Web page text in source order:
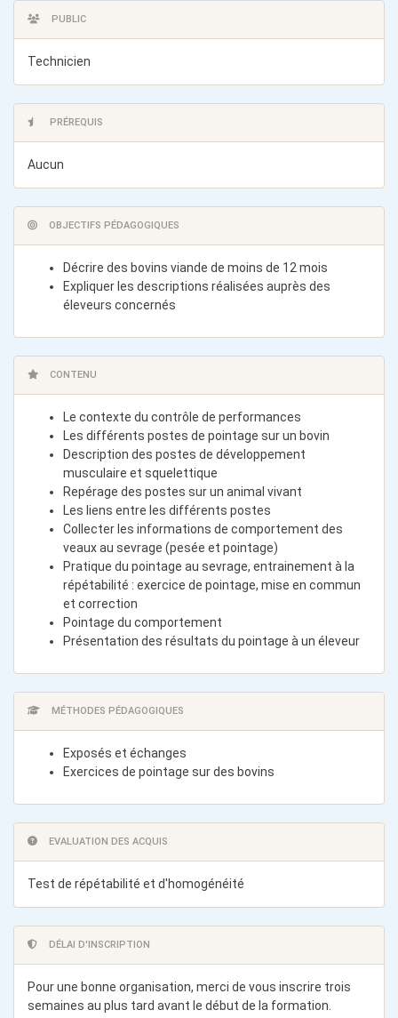
PUBLIC
Technicien
PRÉREQUIS
Aucun
OBJECTIFS PÉDAGOGIQUES
Décrire des bovins viande de moins de 12 mois
Expliquer les descriptions réalisées auprès des
éleveurs concernés
CONTENU
Le contexte du contrôle de performances
Les différents postes de pointage sur un bovin
Description des postes de développement
musculaire et squelettique
Repérage des postes sur un animal vivant
Les liens entre les différents postes
Collecter les informations de comportement des
veaux au sevrage (pesée et pointage)
Pratique du pointage au sevrage, entrainement à la
répétabilité : exercice de pointage, mise en commun
et correction
Pointage du comportement
Présentation des résultats du pointage à un éleveur
MÉTHODES PÉDAGOGIQUES
Exposés et échanges
Exercices de pointage sur des bovins
EVALUATION DES ACQUIS
Test de répétabilité et d'homogénéité
DÉLAI D'INSCRIPTION
Pour une bonne organisation, merci de vous inscrire trois
semaines au plus tard avant le début de la formation.